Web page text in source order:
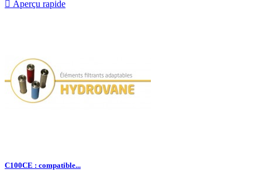
 Aperçu rapide
C100CE : compatible...